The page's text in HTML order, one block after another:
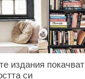
издания покачват
си